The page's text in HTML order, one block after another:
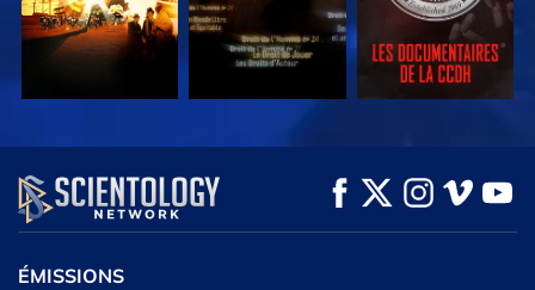
REGARDER REGARDER
DÉCOUVRIR LES
SÉRIES
ÉMISSIONS